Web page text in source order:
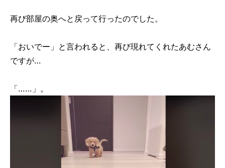
再び部屋の奥へと戻って行ったのでした。
「おいでー」と言われると、再び現れてくれたあむさん
ですが…
「……」。